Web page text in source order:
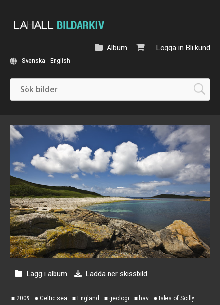
Logga in Bli kund
Album
Svenska English
Lägg i album Ladda ner skissbild
2009 Celtic sea England geologi hav
Isles of Scilly